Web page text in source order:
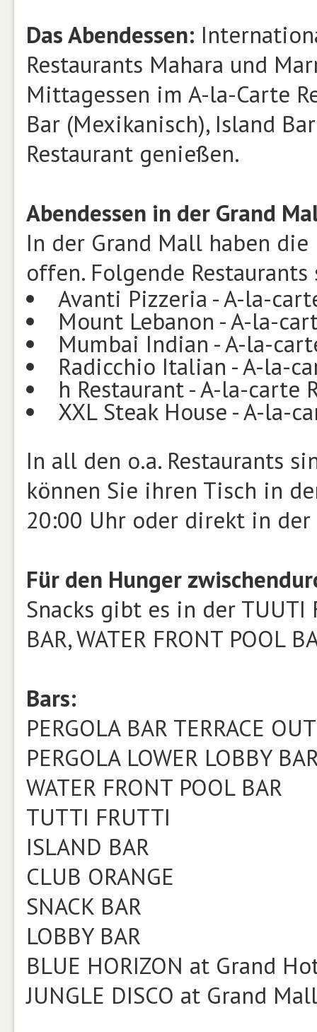
Das Abendessen:
Restaurants Mahara und
Mittagessen im A-la-Carte
Bar (Mexikanisch), Island
Restaurant genießen.
Abendessen in der Grand
In der Grand Mall haben
offen. Folgende
Avanti Pizzeria - A-la-
Mount Lebanon - A-la-
Mumbai Indian - A-la-
Radicchio Italian - A-la-
h Restaurant - A-la-carte
XXL Steak House - A-la-
In all den o.a. Restaurants
können Sie ihren Tisch in
20:00 Uhr oder direkt in
Für den Hunger
Snacks gibt es in der TUUTI
BAR, WATER FRONT POOL
Bars:
PERGOLA BAR TERRACE
PERGOLA LOWER LOBBY
WATER FRONT POOL BAR
TUTTI FRUTTI
ISLAND BAR
CLUB ORANGE
SNACK BAR
LOBBY BAR
BLUE HORIZON at Grand
JUNGLE DISCO at Grand Mall